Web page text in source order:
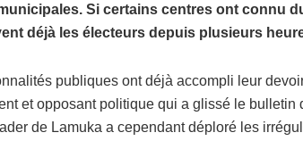
Si certains centres ont connu
déjà les électeurs depuis plusieurs
publiques ont déjà accompli leur
et opposant politique qui a glissé le bulletin
de Lamuka a cependant déploré les